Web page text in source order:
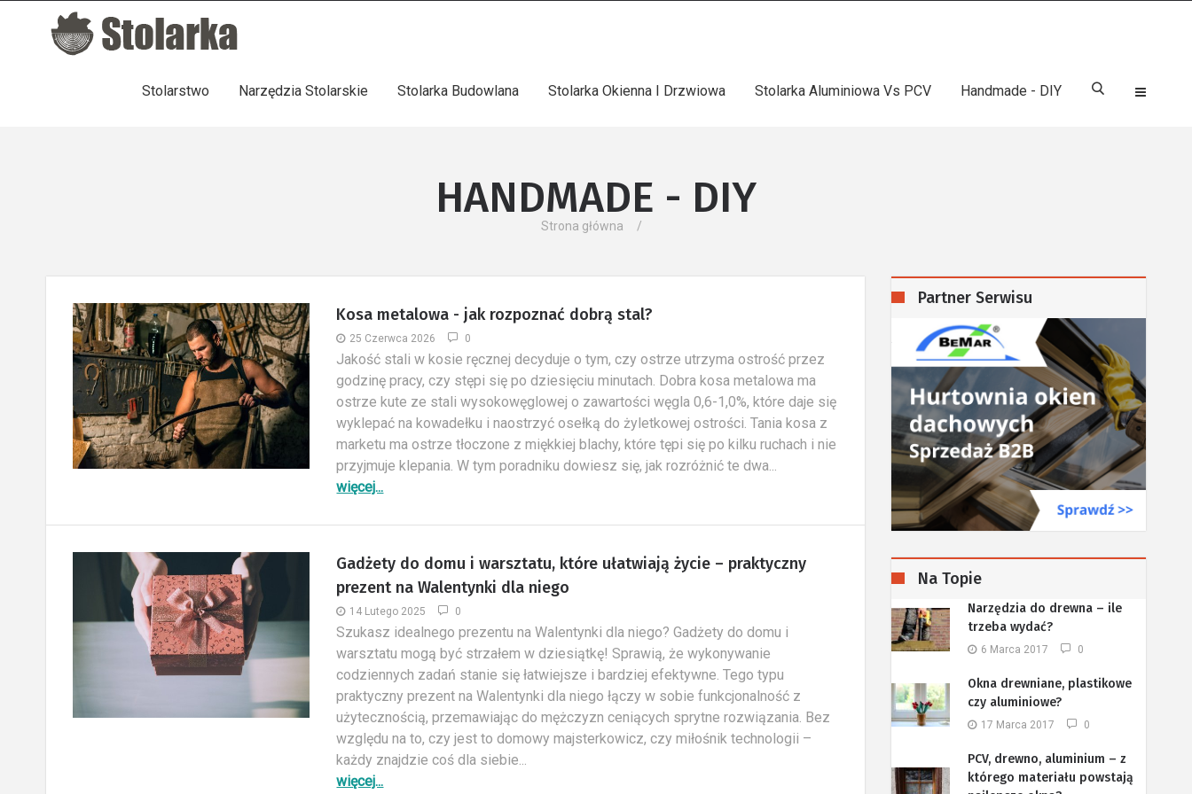
Stolarstwo Narzędzia Stolarskie Stolarka Budowlana Stolarka Okienna I Drzwiowa Stolarka Aluminiowa Vs PCV Handmade - DIY
HANDMADE - DIY
Strona główna
Kosa metalowa - jak rozpoznać dobrą stal?
25 Czerwca 2026 0
​Jakość stali w kosie ręcznej decyduje o tym, czy ostrze utrzyma ostrość przez
godzinę pracy, czy stępi się po dziesięciu minutach. Dobra kosa metalowa ma
ostrze kute ze stali wysokowęglowej o zawartości węgla 0,6-1,0%, które daje się
wyklepać na kowadełku i naostrzyć osełką do żyletkowej ostrości. Tania kosa z
marketu ma ostrze tłoczone z miękkiej blachy, które tępi się po kilku ruchach i nie
przyjmuje klepania. W tym poradniku dowiesz się, jak rozróżnić te dwa...
więcej...
Gadżety do domu i warsztatu, które ułatwiają życie – praktyczny
prezent na Walentynki dla niego
14 Lutego 2025 0
Szukasz idealnego prezentu na Walentynki dla niego? Gadżety do domu i
warsztatu mogą być strzałem w dziesiątkę! Sprawią, że wykonywanie
codziennych zadań stanie się łatwiejsze i bardziej efektywne. Tego typu
praktyczny prezent na Walentynki dla niego łączy w sobie funkcjonalność z
użytecznością, przemawiając do mężczyzn ceniących sprytne rozwiązania. Bez
względu na to, czy jest to domowy majsterkowicz, czy miłośnik technologii –
każdy znajdzie coś dla siebie...
więcej...
Partner Serwisu
Na Topie
Narzędzia do drewna – ile
trzeba wydać?
6 Marca 2017 0
Okna drewniane, plastikowe
czy aluminiowe?
17 Marca 2017 0
PCV, drewno, aluminium – z
którego materiału powstają